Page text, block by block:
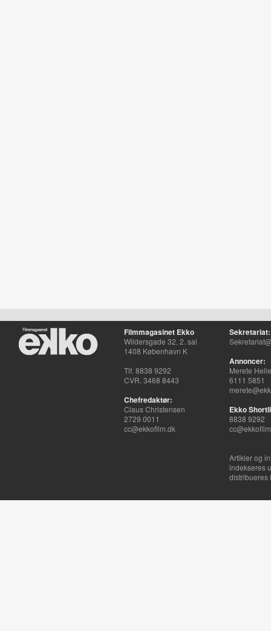
Filmmagasinet Ekko
Wildersgade 32, 2. sal
1408 København K
Tlf. 8838 9292
CVR. 3468 8443
Chefredaktør:
Claus Christensen
2729 0011
cc@ekkofilm.dk
Sekretariat:
Annoncer:
Merete
6111 5851
Ekko
8838 9292
Artikler og
indekseres
distribueres